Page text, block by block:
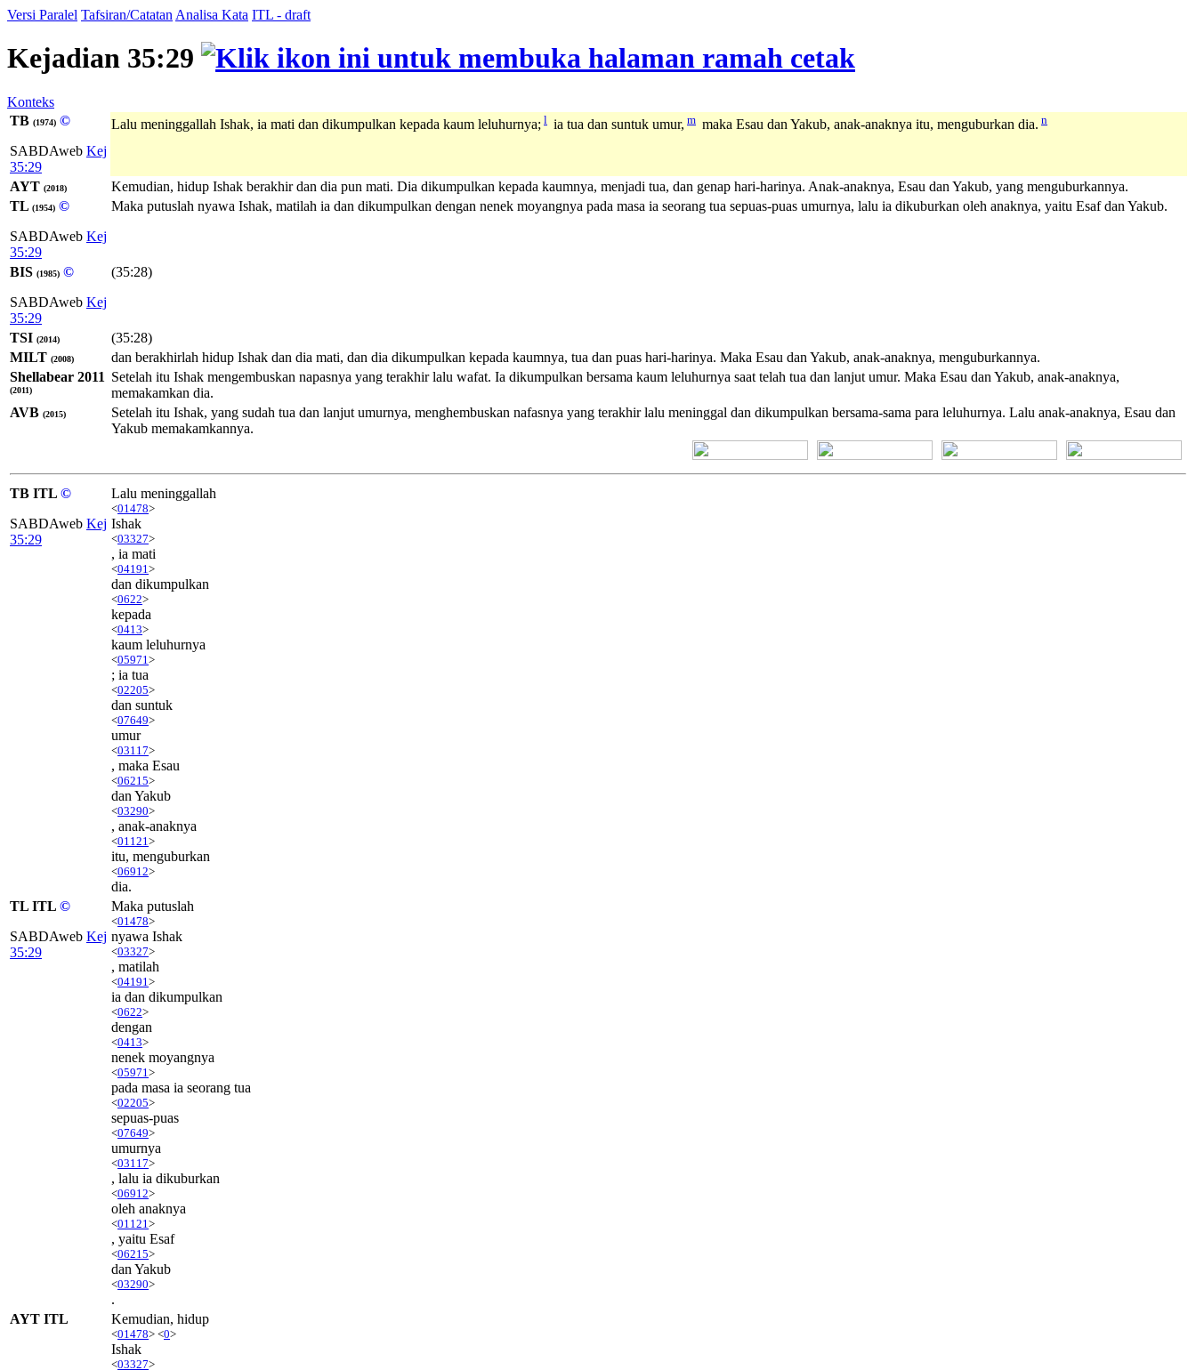
Versi Paralel Tafsiran/Catatan Analisa Kata ITL - draft
Kejadian 35:29
Konteks
TB (1974) ©
SABDAweb Kej
35:29
Lalu meninggallah Ishak, ia mati dan dikumpulkan kepada kaum leluhurnya; l ia tua dan suntuk umur, m maka Esau dan Yakub, anak-anaknya itu, menguburkan dia. n
AYT (2018)
Kemudian, hidup Ishak berakhir dan dia pun mati. Dia dikumpulkan kepada kaumnya, menjadi tua, dan genap hari-harinya. Anak-anaknya, Esau dan Yakub, yang menguburkannya.
TL (1954) ©
SABDAweb Kej
35:29
Maka putuslah nyawa Ishak, matilah ia dan dikumpulkan dengan nenek moyangnya pada masa ia seorang tua sepuas-puas umurnya, lalu ia dikuburkan oleh anaknya, yaitu Esaf dan Yakub.
BIS (1985) ©
SABDAweb Kej
35:29
(35:28)
TSI (2014)
(35:28)
MILT (2008)
dan berakhirlah hidup Ishak dan dia mati, dan dia dikumpulkan kepada kaumnya, tua dan puas hari-harinya. Maka Esau dan Yakub, anak-anaknya, menguburkannya.
Shellabear 2011
(2011)
Setelah itu Ishak mengembuskan napasnya yang terakhir lalu wafat. Ia dikumpulkan bersama kaum leluhurnya saat telah tua dan lanjut umur. Maka Esau dan Yakub, anak-anaknya,
memakamkan dia.
AVB (2015)
Setelah itu Ishak, yang sudah tua dan lanjut umurnya, menghembuskan nafasnya yang terakhir lalu meninggal dan dikumpulkan bersama-sama para leluhurnya. Lalu anak-anaknya, Esau dan
Yakub memakamkannya.
TB ITL ©
SABDAweb Kej
35:29
Lalu meninggallah
<01478>
Ishak
<03327>
, ia mati
<04191 >
dan dikumpulkan
<0622>
kepada
<0413>
kaum leluhurnya
<05971 >
; ia tua
<02205>
dan suntuk
<07649>
umur
<03117>
, maka Esau
<06215>
dan Yakub
<03290>
, anak-anaknya
<01121 >
itu, menguburkan
<06912>
dia.
TL ITL ©
SABDAweb Kej
35:29
Maka putuslah
<01478>
nyawa Ishak
<03327>
, matilah
<04191 >
ia dan dikumpulkan
<0622>
dengan
<0413>
nenek moyangnya
<05971 >
pada masa ia seorang tua
<02205>
sepuas-puas
<07649>
umurnya
<03117>
, lalu ia dikuburkan
<06912>
oleh anaknya
<01121 >
, yaitu Esaf
<06215>
dan Yakub
<03290>
.
AYT ITL
Kemudian, hidup
<01478> <0>
Ishak
<03327>